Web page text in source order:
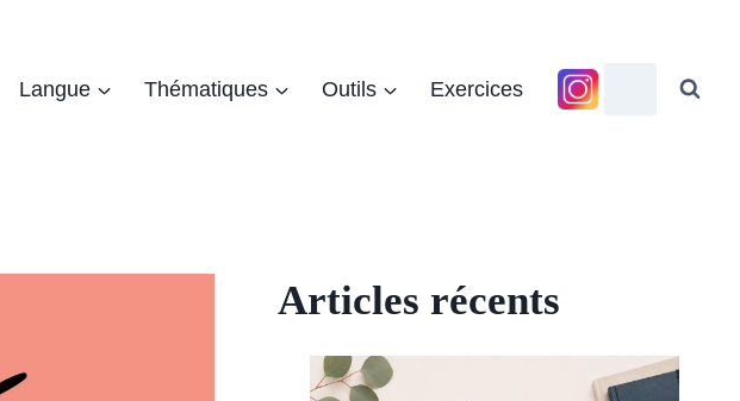
Langue Thématiques Outils Exercices
Articles récents